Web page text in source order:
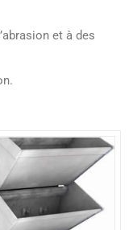
et à des